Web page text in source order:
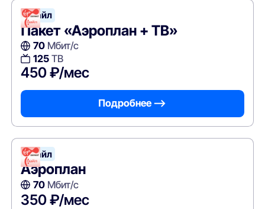
Смайл
Пакет «Аэроплан + ТВ»
70Мбит/с
125ТВ
450 ₽/мес
Подробнее —>
Смайл
Аэроплан
70Мбит/с
350 ₽/мес